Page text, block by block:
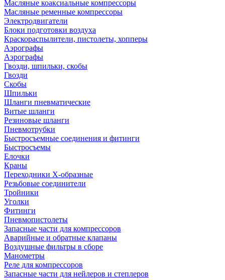
Масляные коаксиальные компрессоры
Масляные ременные компрессоры
Электродвигатели
Блоки подготовки воздуха
Краскораспылители, пистолеты, хопперы
Аэрографы
Аэрографы
Гвозди, шпильки, скобы
Гвозди
Скобы
Шпильки
Шланги пневматические
Витые шланги
Резиновые шланги
Пневмотрубки
Быстросъемные соединения и фитинги
Быстросъемы
Елочки
Краны
Переходники Х-образные
Резьбовые соединители
Тройники
Уголки
Фитинги
Пневмопистолеты
Запасные части для компрессоров
Аварийные и обратные клапаны
Воздушные фильтры в сборе
Манометры
Реле для компрессоров
Запасные части для нейлеров и степлеров